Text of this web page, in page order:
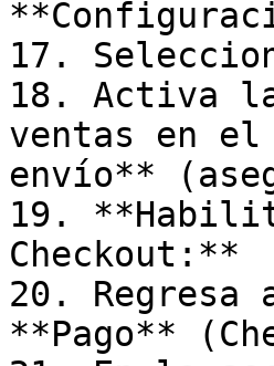
17.
18. Activa
ventas en
envío**
19.
Checkout:**
20.
**Pago**